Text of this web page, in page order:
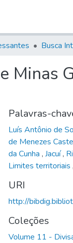
Busca
Minas
Palavras-
Luís Antônio de
de Menezes
da Cunha , Jacuí,
Limites territoriais
URI
http://
Coleções
Volume 11 -